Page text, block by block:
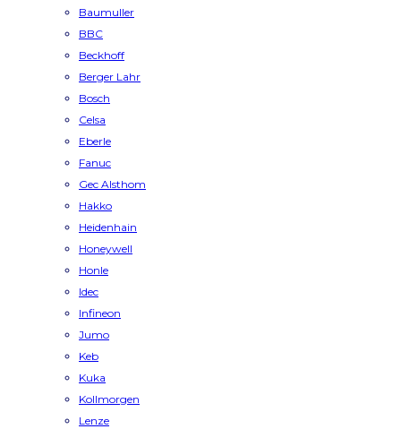
Baumuller
BBC
Beckhoff
Berger Lahr
Bosch
Celsa
Eberle
Fanuc
Gec Alsthom
Hakko
Heidenhain
Honeywell
Honle
Idec
Infineon
Jumo
Keb
Kuka
Kollmorgen
Lenze